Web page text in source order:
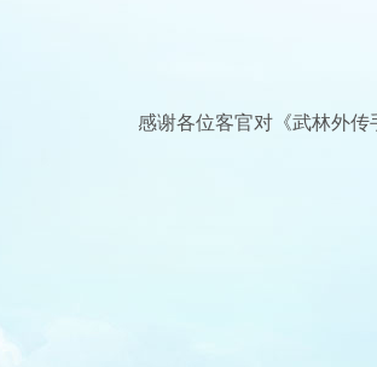
感谢各位客官对《武林外